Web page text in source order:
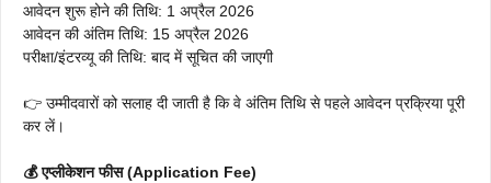
आवेदन शुरू होने की तिथि: 1 अप्रैल 2026
आवेदन की अंतिम तिथि: 15 अप्रैल 2026
परीक्षा/इंटरव्यू की तिथि: बाद में सूचित की जाएगी
👉 उम्मीदवारों को सलाह दी जाती है कि वे अंतिम तिथि से पहले आवेदन प्रक्रिया पूरी
कर लें।
💰 एप्लीकेशन फीस (Application Fee)